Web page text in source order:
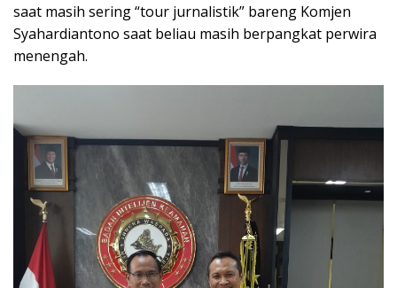
saat masih sering “tour jurnalistik” bareng Komjen
Syahardiantono saat beliau masih berpangkat perwira
menengah.